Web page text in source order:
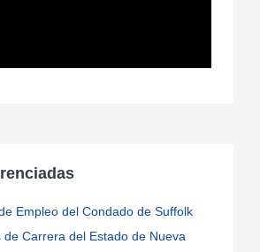
Empleo del Condado de Suffolk
de Carrera del Estado de Nueva